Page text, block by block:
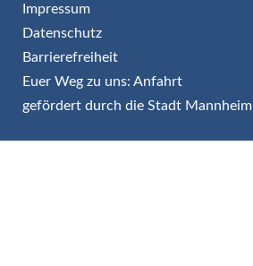
Impressum
Datenschutz
Barrierefreiheit
Euer Weg zu uns: Anfahrt
gefördert durch die Stadt Mannheim